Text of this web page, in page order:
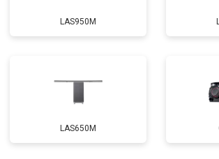
LAS950M
LAS650M